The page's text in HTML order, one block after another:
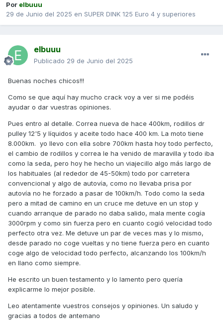
Por elbuuu
29 de Junio del 2025 en SUPER DINK 125 Euro 4 y superiores
elbuuu
Publicado 29 de Junio del 2025
Buenas noches chicos!!!
Como se que aquí hay mucho crack voy a ver si me podéis
ayudar o dar vuestras opiniones.
Pues entro al detalle. Correa nueva de hace 400km, rodillos dr
pulley 12'5 y líquidos y aceite todo hace 400 km. La moto tiene
8.000km. yo llevo con ella sobre 700km hasta hoy todo perfecto,
el cambio de rodillos y correa le ha venido de maravilla y todo iba
como la seda, pero hoy he hecho un viajecillo algo más largo de
los habituales (al rededor de 45-50km) todo por carretera
convencional y algo de autovía, como no llevaba prisa por
autovía no he forzado a pasar de 100km/h. Todo como la seda
pero a mitad de camino en un cruce me detuve en un stop y
cuando arranque de parado no daba salido, mala mente cogía
3000rpm y como sin fuerza pero en cuanto cogió velocidad todo
perfecto otra vez. Me detuve un par de veces mas y lo mismo,
desde parado no coge vueltas y no tiene fuerza pero en cuanto
coge algo de velocidad todo perfecto, alcanzando los 100km/h
en llano como siempre.
He escrito un buen testamento y lo lamento pero quería
explicarme lo mejor posible.
Leo atentamente vuestros consejos y opiniones. Un saludo y
gracias a todos de antemano